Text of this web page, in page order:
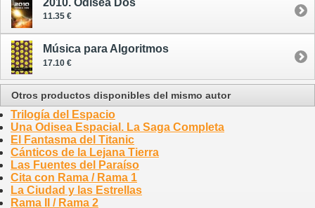
11.35 €
Música para Algoritmos
17.10 €
Otros productos disponibles del mismo autor
Trilogía del Espacio
Una Odisea Espacial. La Saga Completa
El Fantasma del Titanic
Cánticos de la Lejana Tierra
Las Fuentes del Paraíso
Cita con Rama / Rama 1
La Ciudad y las Estrellas
Rama II / Rama 2